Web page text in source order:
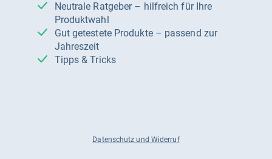
Neutrale Ratgeber – hilfreich für Ihre
Produktwahl
Gut getestete Produkte – passend zur
Jahreszeit
Tipps & Tricks
Datenschutz und Widerruf